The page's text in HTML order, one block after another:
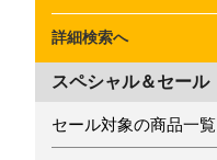
詳細検索へ
スペシャル＆セール
セール対象の商品一覧